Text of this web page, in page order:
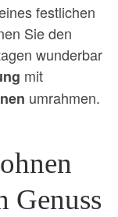
festlichen
Sie den
wunderbar
mit
umrahmen.
Genuss